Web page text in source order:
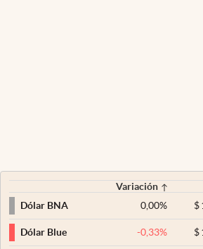
Variación
Dólar BNA
0,00% $
Dólar Blue -0,33% $